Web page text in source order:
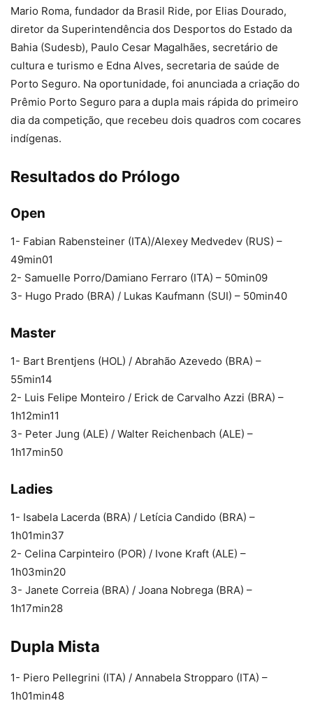
Mario Roma, fundador da Brasil Ride, por Elias Dourado,
diretor da Superintendência dos Desportos do Estado da
Bahia (Sudesb), Paulo Cesar Magalhães, secretário de
cultura e turismo e Edna Alves, secretaria de saúde de
Porto Seguro. Na oportunidade, foi anunciada a criação do
Prêmio Porto Seguro para a dupla mais rápida do primeiro
dia da competição, que recebeu dois quadros com cocares
indígenas.
Resultados do Prólogo
Open
1- Fabian Rabensteiner (ITA)/Alexey Medvedev (RUS) –
49min01
2- Samuelle Porro/Damiano Ferraro (ITA) – 50min09
3- Hugo Prado (BRA) / Lukas Kaufmann (SUI) – 50min40
Master
1- Bart Brentjens (HOL) / Abrahão Azevedo (BRA) –
55min14
2- Luis Felipe Monteiro / Erick de Carvalho Azzi (BRA) –
1h12min11
3- Peter Jung (ALE) / Walter Reichenbach (ALE) –
1h17min50
Ladies
1- Isabela Lacerda (BRA) / Letícia Candido (BRA) –
1h01min37
2- Celina Carpinteiro (POR) / Ivone Kraft (ALE) –
1h03min20
3- Janete Correia (BRA) / Joana Nobrega (BRA) –
1h17min28
Dupla Mista
1- Piero Pellegrini (ITA) / Annabela Stropparo (ITA) –
1h01min48